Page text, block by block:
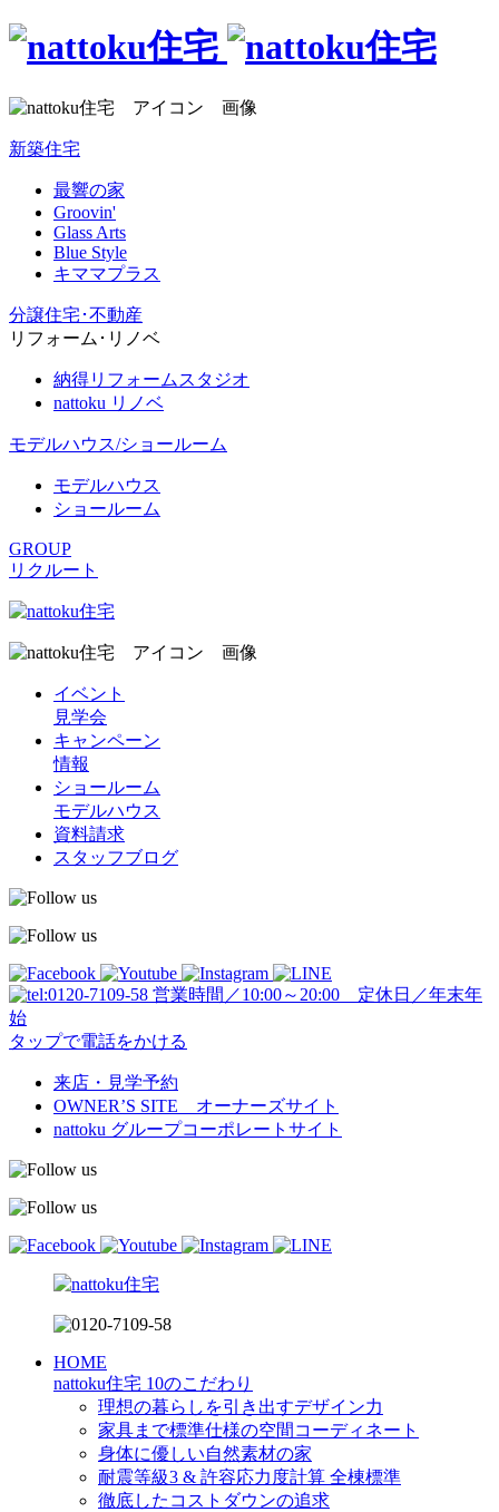
新築住宅
最響の家
Groovin'
Glass Arts
Blue Style
キママプラス
分譲住宅･不動産
リフォーム･リノベ
納得リフォームスタジオ
nattoku リノベ
モデルハウス/ショールーム
モデルハウス
ショールーム
GROUP
リクルート
イベント
見学会
キャンペーン
情報
ショールーム
モデルハウス
資料請求
スタッフブログ
営業時間／10:00～20:00 定休日／年末年
始
タップで電話をかける
来店・見学予約
OWNER’S SITE オーナーズサイト
nattoku グループコーポレートサイト
HOME
nattoku住宅 10のこだわり
理想の暮らしを引き出すデザイン力
家具まで標準仕様の空間コーディネート
身体に優しい自然素材の家
耐震等級3 & 許容応力度計算 全棟標準
徹底したコストダウンの追求